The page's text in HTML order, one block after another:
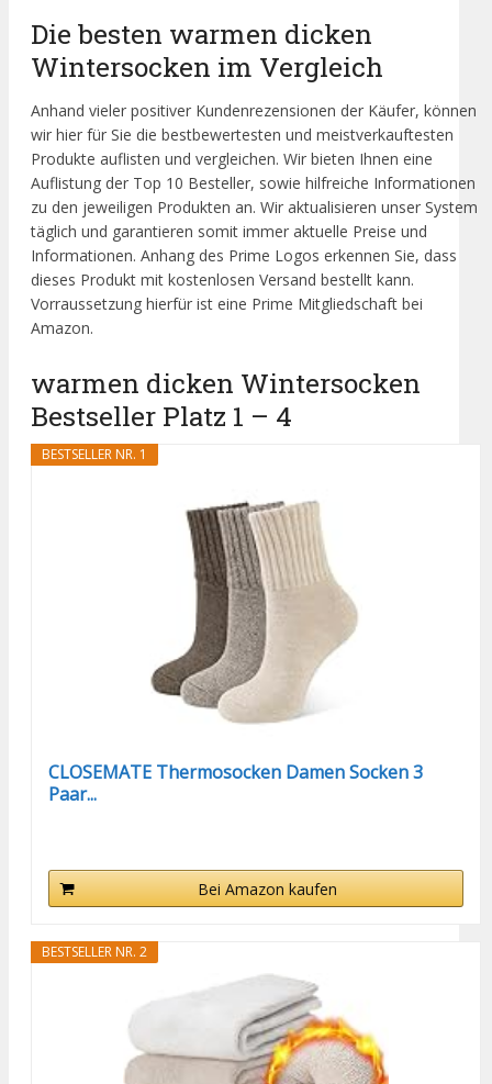
Die besten warmen dicken
Wintersocken im Vergleich
Anhand vieler positiver Kundenrezensionen der Käufer, können
wir hier für Sie die bestbewertesten und meistverkauftesten
Produkte auflisten und vergleichen. Wir bieten Ihnen eine
Auflistung der Top 10 Besteller, sowie hilfreiche Informationen
zu den jeweiligen Produkten an. Wir aktualisieren unser System
täglich und garantieren somit immer aktuelle Preise und
Informationen. Anhang des Prime Logos erkennen Sie, dass
dieses Produkt mit kostenlosen Versand bestellt kann.
Vorraussetzung hierfür ist eine Prime Mitgliedschaft bei
Amazon.
warmen dicken Wintersocken
Bestseller Platz 1 – 4
BESTSELLER NR. 1
CLOSEMATE Thermosocken Damen Socken 3
Paar...
Bei Amazon kaufen
BESTSELLER NR. 2